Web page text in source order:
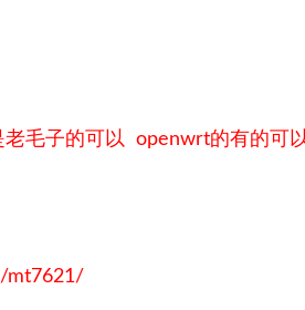
毛子的可以 openwrt的有的可
mt7621/